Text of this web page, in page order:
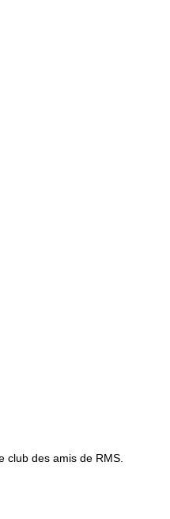
des amis de RMS.